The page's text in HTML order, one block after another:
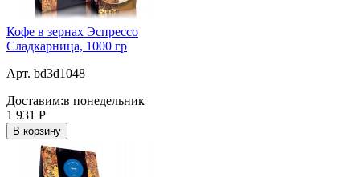
Кофе в зернах Эспрессо
Сладкарница, 1000 гр
Арт. bd3d1048
Доставим:в понедельник
1 931 Р
В корзину